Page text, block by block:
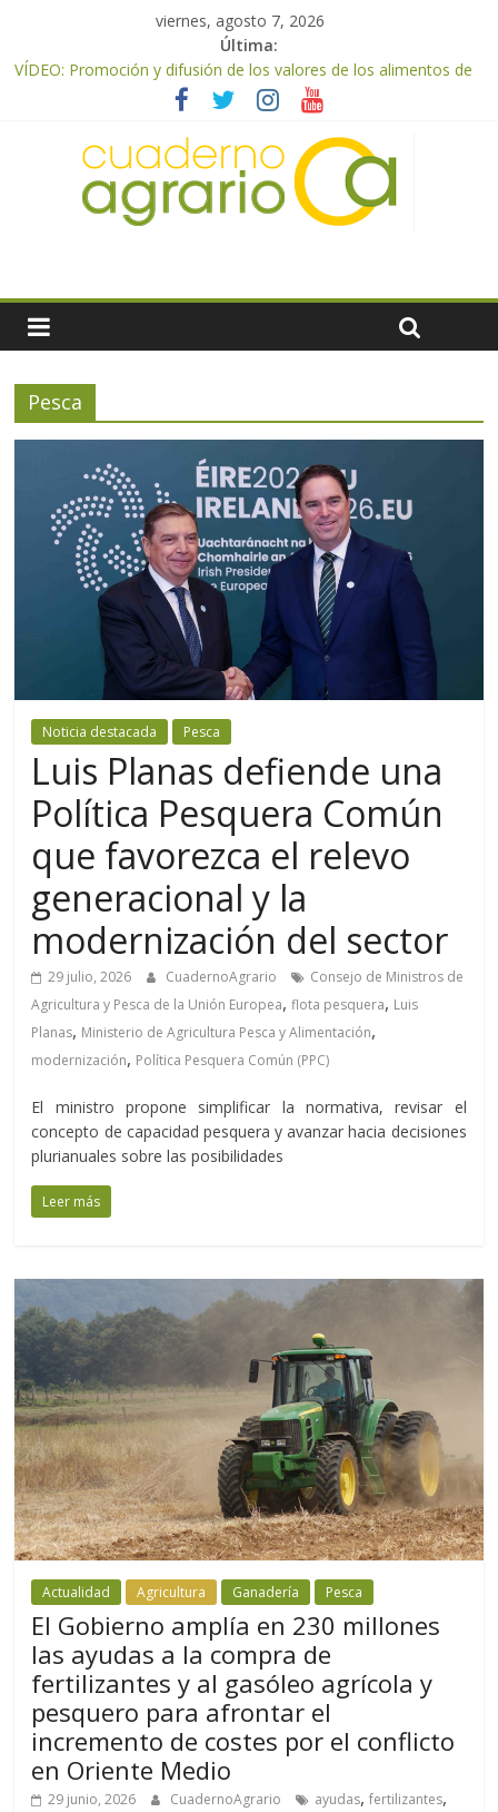
viernes, agosto 7, 2026
Última:
VÍDEO: Promoción y difusión de los valores de los alimentos de
origen cooperativo en escuelas de hostelería
UPA Granada advierte de una vendimia marcada por el
desplome de la demanda, que obligará a muchos viticultores a
dejar la uva en el campo
El Ministerio de Agricultura, Pesca y Alimentación impulsa un
nuevo protocolo de certificación del ibérico para reforzar la
meteorológicas y la incertidumbre en los precios
El Ministerio de Agricultura, Pesca y Alimentación autoriza el
remanentes disponibles
Pesca
Noticia destacada Pesca
Luis Planas defiende una
Política Pesquera Común
que favorezca el relevo
generacional y la
modernización del sector
29 julio, 2026 CuadernoAgrario
Consejo de Ministros de
Agricultura y Pesca de la Unión Europea,flota pesquera, Luis
Planas, Ministerio de Agricultura Pesca y Alimentación,
modernización, Política Pesquera Común (PPC)
El ministro propone simplificar la normativa, revisar el
concepto de capacidad pesquera y avanzar hacia decisiones
plurianuales sobre las posibilidades
Leer más
Actualidad Agricultura Ganadería Pesca
El Gobierno amplía en 230 millones
las ayudas a la compra de
fertilizantes y al gasóleo agrícola y
pesquero para afrontar el
incremento de costes por el conflicto
en Oriente Medio
29 junio, 2026 CuadernoAgrario ayudas,fertilizantes,